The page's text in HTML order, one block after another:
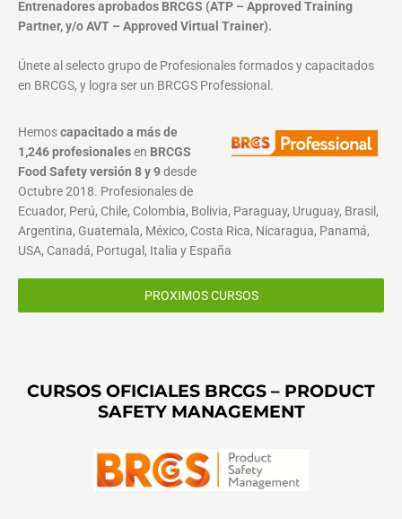
Entrenadores aprobados BRCGS (ATP – Approved Training
Partner, y/o AVT – Approved Virtual Trainer).
Únete al selecto grupo de Profesionales formados y capacitados
en BRCGS, y logra ser un BRCGS Professional.
Hemoscapacitado a más de
1,246 profesionalesen BRCGS
Food Safety versión 8 y 9desde
Octubre 2018. Profesionales de
Ecuador, Perú, Chile, Colombia, Bolivia, Paraguay, Uruguay, Brasil,
Argentina, Guatemala, México, Costa Rica, Nicaragua, Panamá,
USA, Canadá, Portugal, Italia y España
PROXIMOS CURSOS
CURSOS OFICIALES BRCGS – PRODUCT
SAFETY MANAGEMENT